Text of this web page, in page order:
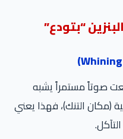
صوتاً مستمراً يشبه
(مكان التنك)، فهذا يعني